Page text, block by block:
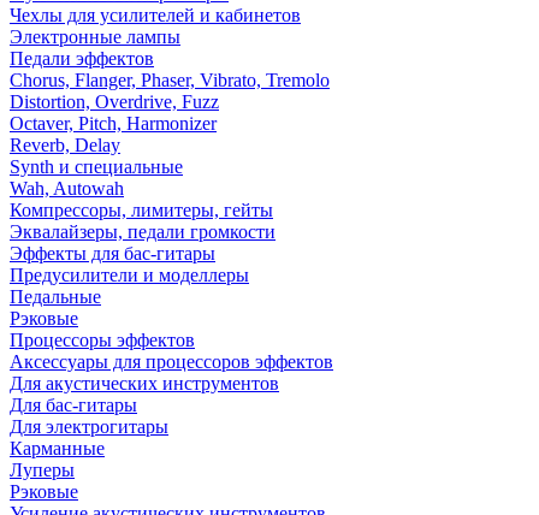
Чехлы для усилителей и кабинетов
Электронные лампы
Педали эффектов
Chorus, Flanger, Phaser, Vibrato, Tremolo
Distortion, Overdrive, Fuzz
Octaver, Pitch, Harmonizer
Reverb, Delay
Synth и специальные
Wah, Autowah
Компрессоры, лимитеры, гейты
Эквалайзеры, педали громкости
Эффекты для бас-гитары
Предусилители и моделлеры
Педальные
Рэковые
Процессоры эффектов
Аксессуары для процессоров эффектов
Для акустических инструментов
Для бас-гитары
Для электрогитары
Карманные
Луперы
Рэковые